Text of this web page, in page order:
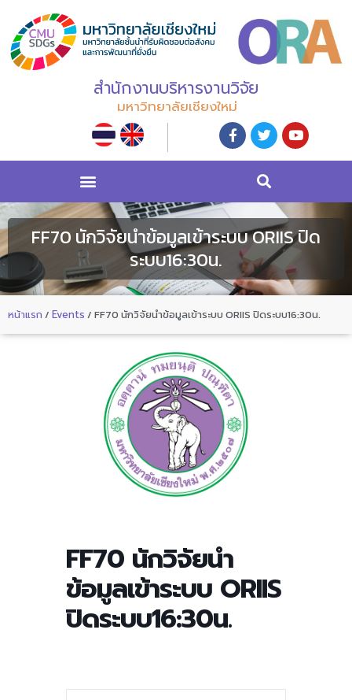
สำนักงานบริหารงานวิจัย
มหาวิทยาลัยเชียงใหม่
FF70 นักวิจัยนำข้อมูลเข้าระบบ ORIIS ปิด
ระบบ16:30น.
หน้าแรก / Events / FF70 นักวิจัยนำข้อมูลเข้าระบบ ORIIS ปิดระบบ16:30น.
FF70 นักวิจัยนำ
ข้อมูลเข้าระบบ ORIIS
ปิดระบบ16:30น.